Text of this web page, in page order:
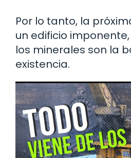
Por lo tanto, la
un edificio
los minerales son la
existencia.